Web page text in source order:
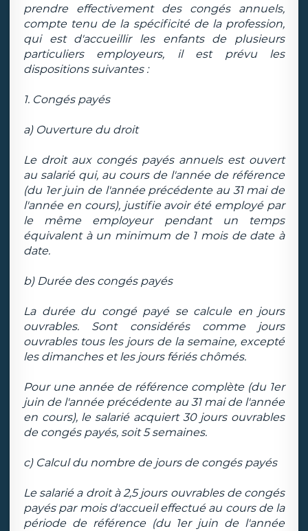
prendre effectivement des congés annuels,
compte tenu de la spécificité de la profession,
qui est d'accueillir les enfants de plusieurs
particuliers employeurs, il est prévu les
dispositions suivantes :
1. Congés payés
a) Ouverture du droit
Le droit aux congés payés annuels est ouvert
au salarié qui, au cours de l'année de référence
(du 1er juin de l'année précédente au 31 mai de
l'année en cours), justifie avoir été employé par
le même employeur pendant un temps
équivalent à un minimum de 1 mois de date à
date.
b) Durée des congés payés
La durée du congé payé se calcule en jours
ouvrables. Sont considérés comme jours
ouvrables tous les jours de la semaine, excepté
les dimanches et les jours fériés chômés.
Pour une année de référence complète (du 1er
juin de l'année précédente au 31 mai de l'année
en cours), le salarié acquiert 30 jours ouvrables
de congés payés, soit 5 semaines.
c) Calcul du nombre de jours de congés payés
Le salarié a droit à 2,5 jours ouvrables de congés
payés par mois d'accueil effectué au cours de la
période de référence (du 1er juin de l'année